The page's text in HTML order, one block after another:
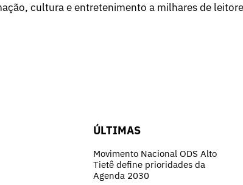
cultura e entretenimento a milhares de
ÚLTIMAS
Movimento Nacional ODS Alto
Tietê define prioridades da
Agenda 2030